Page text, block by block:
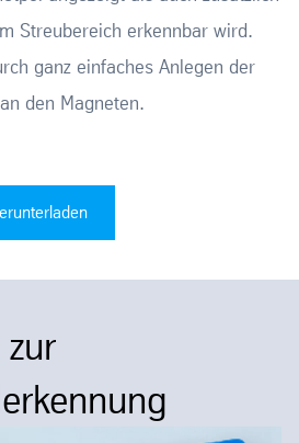
Streubereich erkennbar wird.
ganz einfaches Anlegen der
den Magneten.